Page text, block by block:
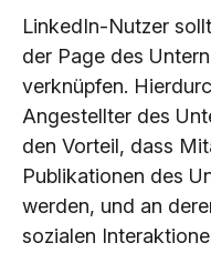
LinkedIn-Nutzer
der Page des
verknüpfen.
Angestellter des
den Vorteil, dass
Publikationen des
werden, und an
sozialen